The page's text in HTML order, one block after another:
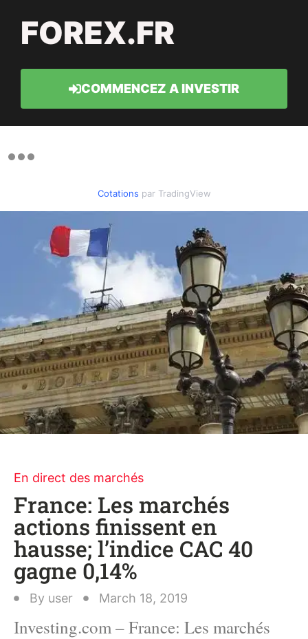
FOREX.FR
COMMENCEZ A INVESTIR
Cotations par TradingView
En direct des marchés
France: Les marchés
actions finissent en
hausse; l’indice CAC 40
gagne 0,14%
By user March 18, 2019
Investing.com – France: Les marchés